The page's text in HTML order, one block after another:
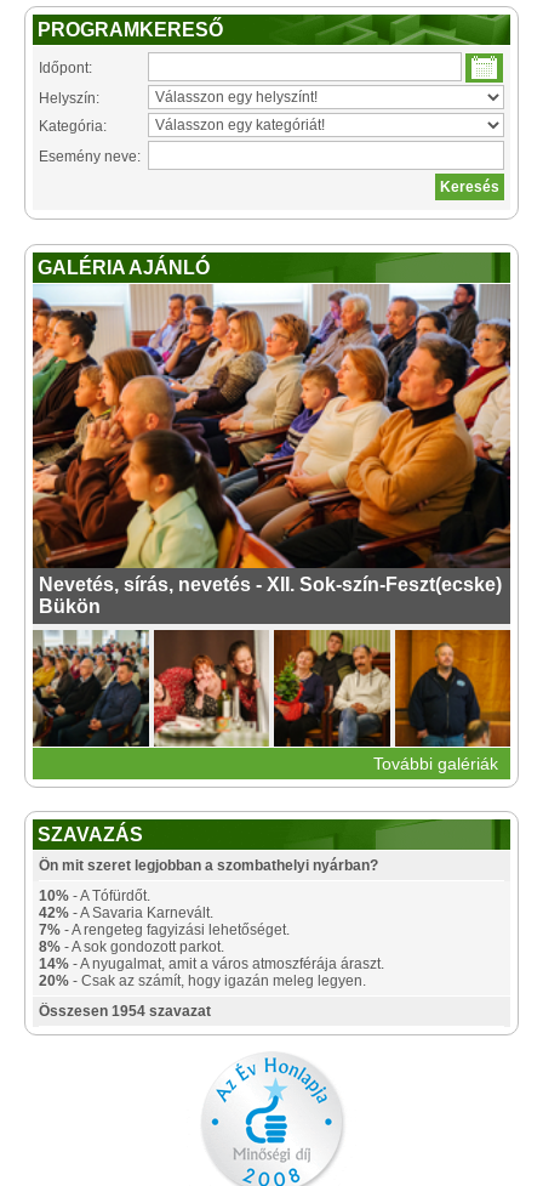
PROGRAMKERESŐ
Időpont:
Helyszín:
Kategória:
Esemény neve:
GALÉRIA AJÁNLÓ
Nevetés, sírás, nevetés - XII. Sok-szín-Feszt(ecske)
Bükön
További galériák
SZAVAZÁS
Ön mit szeret legjobban a szombathelyi nyárban?
10% - A Tófürdőt.
42% - A Savaria Karnevált.
7% - A rengeteg fagyizási lehetőséget.
8% - A sok gondozott parkot.
14% - A nyugalmat, amit a város atmoszférája áraszt.
20% - Csak az számít, hogy igazán meleg legyen.
Összesen 1954 szavazat